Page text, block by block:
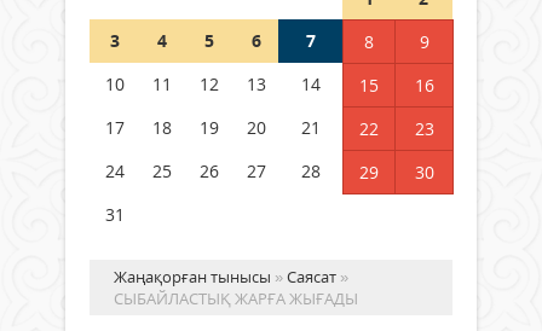
Германия аптап ыстыққа
бастады
04 тамыз 2026 ж.
3
4 5 6 7 8
9
10
11 12 13 14 15
16
17
18 19 20 21 22
23
24
25 26 27 28 29
30
31
Жаңақорған тынысы »Саясат »
СЫБАЙЛАСТЫҚ ЖАРҒА ЖЫҒАДЫ